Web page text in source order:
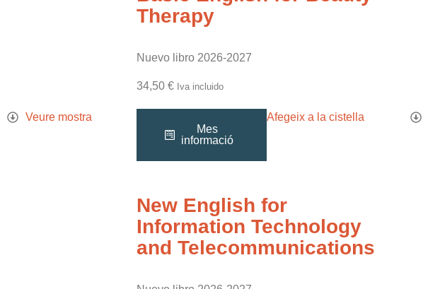
Therapy
Nuevo libro 2026-2027
34,50€ Iva incluido
Veure mostra
Mes
informació
Afegeix a la cistella
New English for
Information Technology
and Telecommunications